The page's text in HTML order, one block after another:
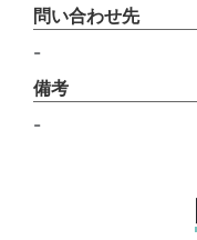
問い合わせ先
-
備考
-